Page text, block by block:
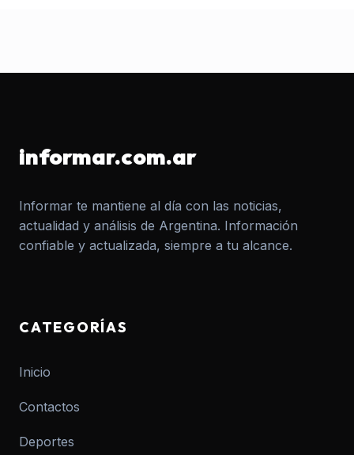
informar.com.ar
Informar te mantiene al día con las noticias,
actualidad y análisis de Argentina. Información
confiable y actualizada, siempre a tu alcance.
CATEGORÍAS
Inicio
Contactos
Deportes